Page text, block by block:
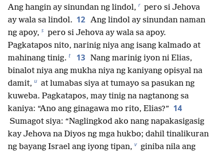
Ang hangin ay sinundan ng lindol, r pero si Jehova
ay wala sa lindol. 12 Ang lindol ay sinundan naman
ng apoy, s pero si Jehova ay wala sa apoy.
Pagkatapos nito, narinig niya ang isang kalmado at
mahinang tinig. t 13 Nang marinig iyon ni Elias,
binalot niya ang mukha niya ng kaniyang opisyal na
damit, u at lumabas siya at tumayo sa pasukan ng
kuweba. Pagkatapos, may tinig na nagtanong sa
kaniya: “Ano ang ginagawa mo rito, Elias?” 14
Sumagot siya: “Naglingkod ako nang napakasigasig
kay Jehova na Diyos ng mga hukbo; dahil tinalikuran
ng bayang Israel ang iyong tipan, v giniba nila ang